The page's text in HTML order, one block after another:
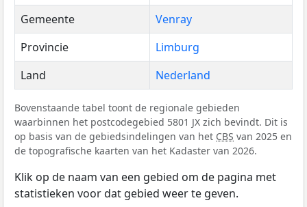
Gemeente
Venray
Provincie
Limburg
Land
Nederland
Bovenstaande tabel toont de regionale gebieden
waarbinnen het postcodegebied 5801 JX zich bevindt. Dit is
op basis van de gebiedsindelingen van het CBS van 2025 en
de topografische kaarten van het Kadaster van 2026.
Klik op de naam van een gebied om de pagina met
statistieken voor dat gebied weer te geven.